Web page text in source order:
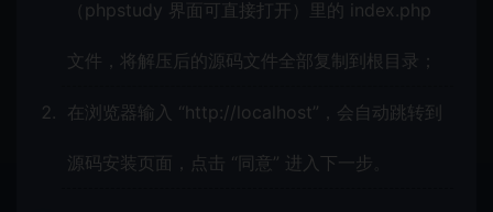
（phpstudy 界面可直接打开）里的 index.php
文件，将解压后的源码文件全部复制到根目录；
在浏览器输入 “http://localhost”，会自动跳转到
源码安装页面，点击 “同意” 进入下一步。